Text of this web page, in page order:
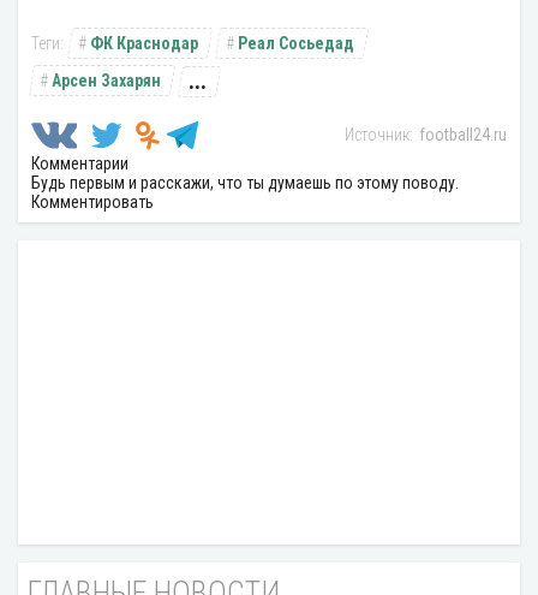
ФК Краснодар
Реал Сосьедад
Арсен Захарян
...
football24.ru
Комментарии
Будь первым и расскажи, что ты думаешь по этому поводу.
Комментировать